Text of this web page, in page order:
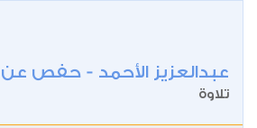
عبدالعزيز الأحمد - حفص
تلاوة